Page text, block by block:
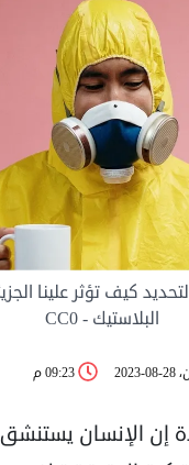
كيف تؤثر علينا
البلاستيك - CC0
09:23 م
إن الإنسان